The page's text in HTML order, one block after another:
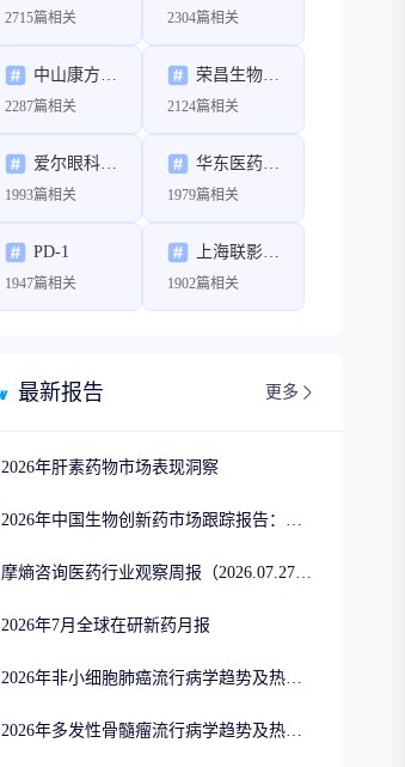
2715篇相关 2304篇相关
中山康方生物医药有限公司
2287篇相关
荣昌生物制药（烟台）股份有限公司
2124篇相关
爱尔眼科医院集团股份有限公司
1993篇相关
华东医药股份有限公司
1979篇相关
PD-1
1947篇相关
上海联影医疗科技股份有限公司
1902篇相关
最新报告 更多
2026年肝素药物市场表现洞察
2026年中国生物创新药市场跟踪报告：司美格鲁肽2025年四季度市场回顾
摩熵咨询医药行业观察周报（2026.07.27-2026.08.02）
2026年7月全球在研新药月报
2026年非小细胞肺癌流行病学趋势及热门靶点药物市场表现洞察
2026年多发性骨髓瘤流行病学趋势及热门靶点药物市场表现洞察